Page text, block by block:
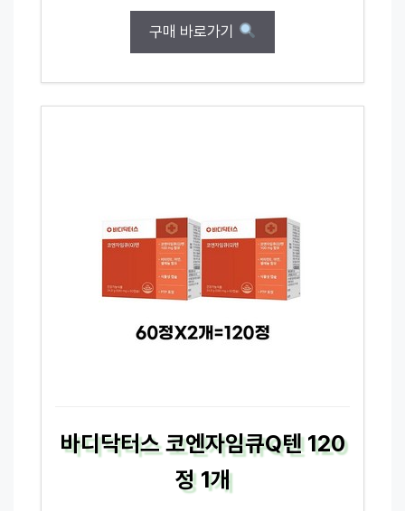
구매 바로가기
바디닥터스 코엔자임큐Q텐 120
정 1개